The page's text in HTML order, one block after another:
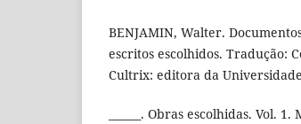
BENJAMIN, Walter.
escritos escolhidos. Tradução:
Cultrix: editora da
______. Obras escolhidas. Vol.